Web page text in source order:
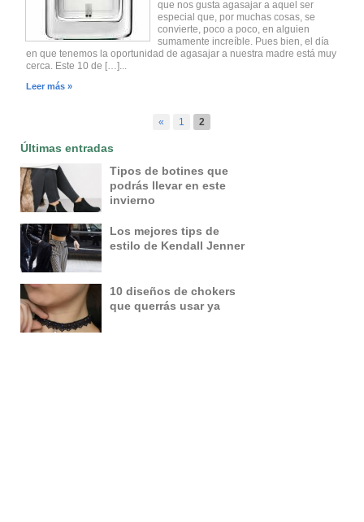
que nos gusta agasajar a aquel ser
especial que, por muchas cosas, se
convierte, poco a poco, en alguien
sumamente increíble. Pues bien, el día
en que tenemos la oportunidad de agasajar a nuestra madre está muy
cerca. Este 10 de […]...
Leer más »
« 1 2
Últimas entradas
Tipos de botines que
podrás llevar en este
invierno
Los mejores tips de
estilo de Kendall Jenner
10 diseños de chokers
que querrás usar ya